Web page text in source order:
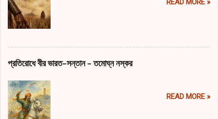
প্রতিরোধে বীর ভারত-সন্তান - তমোঘ্ন নস্কর
READ MORE »